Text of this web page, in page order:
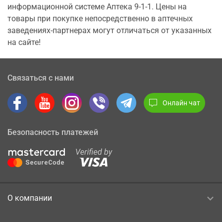
информационной системе Аптека 9-1-1. Цены на
товары при покупке непосредственно в аптечных
заведениях-партнерах могут отличаться от указанных
на сайте!
Связаться с нами
Онлайн чат
Безопасность платежей
О компании